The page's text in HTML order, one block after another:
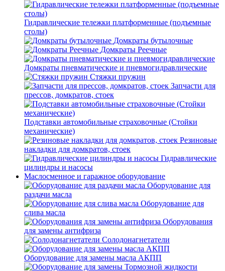
Гидравлические тележки платформенные (подъемные
столы)
Домкраты бутылочные
Домкраты Реечные
Домкраты пневматические и пневмогидравлические
Стяжки пружин
Запчасти для
прессов, домкратов, стоек
Подставки автомобильные страховочные (Стойки
механические)
Резиновые
накладки для домкратов, стоек
Гидравлические
цилиндры и насосы
Маслосменное и гаражное оборудование
Оборудование для
раздачи масла
Оборудование для
слива масла
Оборудования
для замены антифриза
Солодонагнетатели
Оборудование для замены масла АКПП